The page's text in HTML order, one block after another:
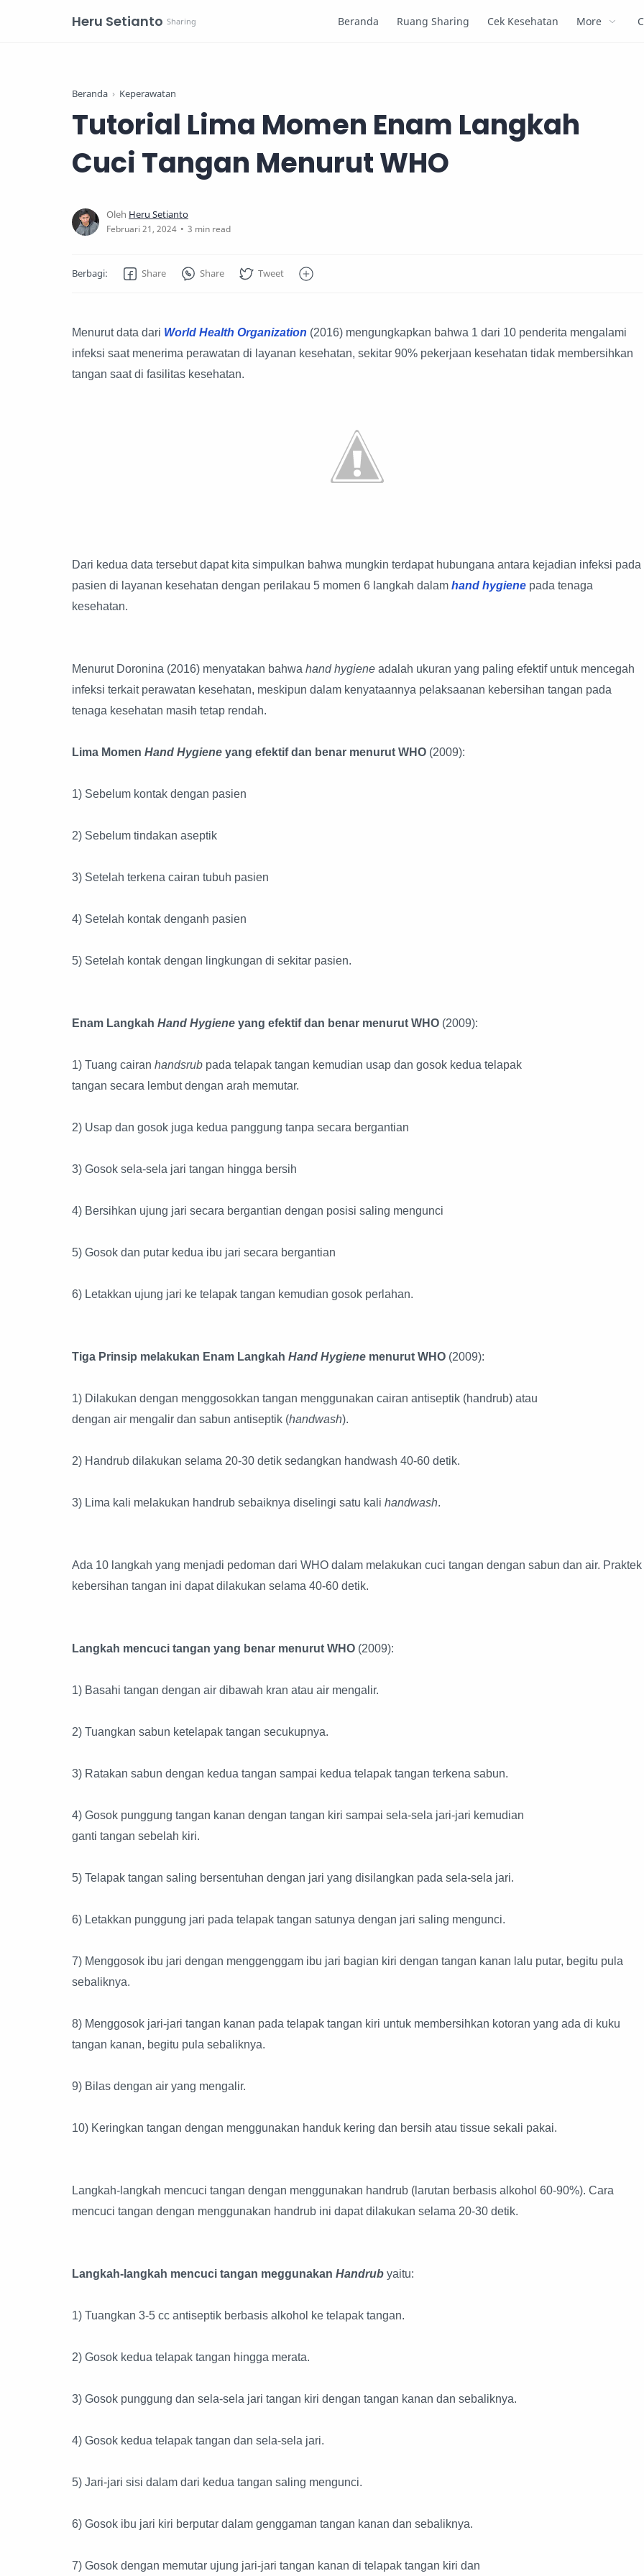
Heru Setianto Beranda Ruang Sharing Cek Kesehatan More
Beranda Keperawatan
Tutorial Lima Momen Enam Langkah
Cuci Tangan Menurut WHO
3 min read
Menurut data dari World Health Organization (2016) mengungkapkan bahwa 1 dari 10 penderita mengalami
infeksi saat menerima perawatan di layanan kesehatan, sekitar 90% pekerjaan kesehatan tidak membersihkan
tangan saat di fasilitas kesehatan.
Dari kedua data tersebut dapat kita simpulkan bahwa mungkin terdapat hubungana antara kejadian infeksi pada
pasien di layanan kesehatan dengan perilakau 5 momen 6 langkah dalam hand hygiene pada tenaga
kesehatan.
Menurut Doronina (2016) menyatakan bahwa hand hygiene adalah ukuran yang paling efektif untuk mencegah
infeksi terkait perawatan kesehatan, meskipun dalam kenyataannya pelaksaanan kebersihan tangan pada
tenaga kesehatan masih tetap rendah.
Lima Momen Hand Hygiene yang efektif dan benar menurut WHO (2009):
1) Sebelum kontak dengan pasien
2) Sebelum tindakan aseptik
3) Setelah terkena cairan tubuh pasien
4) Setelah kontak denganh pasien
5) Setelah kontak dengan lingkungan di sekitar pasien.
Enam Langkah Hand Hygiene yang efektif dan benar menurut WHO (2009):
1) Tuang cairan handsrub pada telapak tangan kemudian usap dan gosok kedua telapak
tangan secara lembut dengan arah memutar.
2) Usap dan gosok juga kedua panggung tanpa secara bergantian
3) Gosok sela-sela jari tangan hingga bersih
4) Bersihkan ujung jari secara bergantian dengan posisi saling mengunci
5) Gosok dan putar kedua ibu jari secara bergantian
6) Letakkan ujung jari ke telapak tangan kemudian gosok perlahan.
Tiga Prinsip melakukan Enam Langkah Hand Hygiene menurut WHO (2009):
1) Dilakukan dengan menggosokkan tangan menggunakan cairan antiseptik (handrub) atau
dengan air mengalir dan sabun antiseptik (handwash).
2) Handrub dilakukan selama 20-30 detik sedangkan handwash 40-60 detik.
3) Lima kali melakukan handrub sebaiknya diselingi satu kali handwash.
Ada 10 langkah yang menjadi pedoman dari WHO dalam melakukan cuci tangan dengan sabun dan air. Praktek
kebersihan tangan ini dapat dilakukan selama 40-60 detik.
Langkah mencuci tangan yang benar menurut WHO (2009):
1) Basahi tangan dengan air dibawah kran atau air mengalir.
2) Tuangkan sabun ketelapak tangan secukupnya.
3) Ratakan sabun dengan kedua tangan sampai kedua telapak tangan terkena sabun.
4) Gosok punggung tangan kanan dengan tangan kiri sampai sela-sela jari-jari kemudian
ganti tangan sebelah kiri.
5) Telapak tangan saling bersentuhan dengan jari yang disilangkan pada sela-sela jari.
6) Letakkan punggung jari pada telapak tangan satunya dengan jari saling mengunci.
7) Menggosok ibu jari dengan menggenggam ibu jari bagian kiri dengan tangan kanan lalu putar, begitu pula
sebaliknya.
8) Menggosok jari-jari tangan kanan pada telapak tangan kiri untuk membersihkan kotoran yang ada di kuku
tangan kanan, begitu pula sebaliknya.
9) Bilas dengan air yang mengalir.
10) Keringkan tangan dengan menggunakan handuk kering dan bersih atau tissue sekali pakai.
Langkah-langkah mencuci tangan dengan menggunakan handrub (larutan berbasis alkohol 60-90%). Cara
mencuci tangan dengan menggunakan handrub ini dapat dilakukan selama 20-30 detik.
Langkah-langkah mencuci tangan meggunakan Handrub yaitu:
1) Tuangkan 3-5 cc antiseptik berbasis alkohol ke telapak tangan.
2) Gosok kedua telapak tangan hingga merata.
3) Gosok punggung dan sela-sela jari tangan kiri dengan tangan kanan dan sebaliknya.
4) Gosok kedua telapak tangan dan sela-sela jari.
5) Jari-jari sisi dalam dari kedua tangan saling mengunci.
6) Gosok ibu jari kiri berputar dalam genggaman tangan kanan dan sebaliknya.
7) Gosok dengan memutar ujung jari-jari tangan kanan di telapak tangan kiri dan